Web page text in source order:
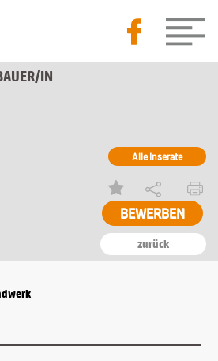
IN
zurück
Alle Inserate
BEWERBEN